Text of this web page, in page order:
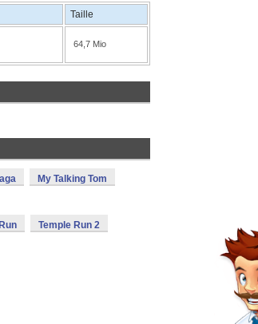
Taille
64,7 Mio
My Talking Tom
Temple Run 2